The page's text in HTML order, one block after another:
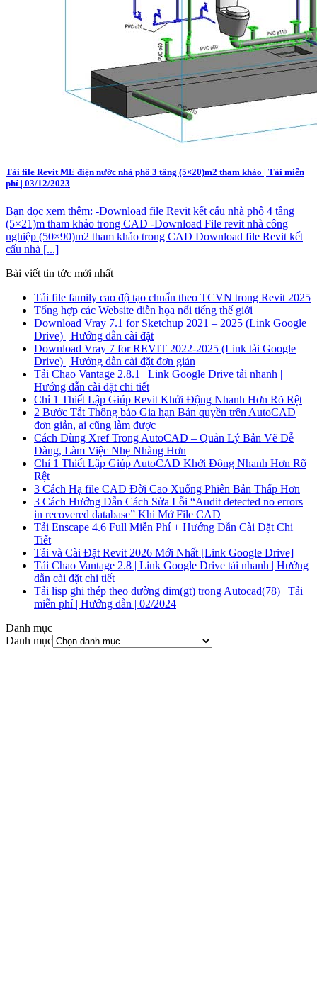
Tải file Revit ME điện nước nhà phố 3 tầng (5×20)m2 tham khảo | Tải miễn
phí | 03/12/2023
Bạn đọc xem thêm: -Download file Revit kết cấu nhà phố 4 tầng
(5×21)m tham khảo trong CAD -Download File revit nhà công
nghiệp (50×90)m2 tham khảo trong CAD Download file Revit kết
cấu nhà [...]
Bài viết tin tức mới nhất
Tải file family cao độ tạo chuẩn theo TCVN trong Revit 2025
Tổng hợp các Website diễn họa nổi tiếng thế giới
Download Vray 7.1 for Sketchup 2021 – 2025 (Link Google
Drive) | Hướng dẫn cài đặt
Download Vray 7 for REVIT 2022-2025 (Link tải Google
Drive) | Hướng dẫn cài đặt đơn giản
Tải Chao Vantage 2.8.1 | Link Google Drive tải nhanh |
Hướng dẫn cài đặt chi tiết
Chỉ 1 Thiết Lập Giúp Revit Khởi Động Nhanh Hơn Rõ Rệt
2 Bước Tắt Thông báo Gia hạn Bản quyền trên AutoCAD
đơn giản, ai cũng làm được
Cách Dùng Xref Trong AutoCAD – Quản Lý Bản Vẽ Dễ
Dàng, Làm Việc Nhẹ Nhàng Hơn
Chỉ 1 Thiết Lập Giúp AutoCAD Khởi Động Nhanh Hơn Rõ
Rệt
3 Cách Hạ file CAD Đời Cao Xuống Phiên Bản Thấp Hơn
3 Cách Hướng Dẫn Cách Sửa Lỗi “Audit detected no errors
in recovered database” Khi Mở File CAD
Tải Enscape 4.6 Full Miễn Phí + Hướng Dẫn Cài Đặt Chi
Tiết
Tải và Cài Đặt Revit 2026 Mới Nhất [Link Google Drive]
Tải Chao Vantage 2.8 | Link Google Drive tải nhanh | Hướng
dẫn cài đặt chi tiết
Tải lisp ghi thép theo đường dim(gt) trong Autocad(78) | Tải
miễn phí | Hướng dẫn | 02/2024
Danh mục
Danh mục